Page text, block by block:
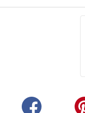
(s'ouvre dans